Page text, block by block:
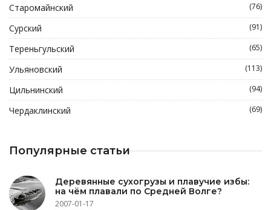
Старомайнский (76)
Сурский (91)
Тереньгульский (65)
Ульяновский (113)
Цильнинский (94)
Чердаклинский (69)
Популярные статьи
Деревянные сухогрузы и плавучие избы:
на чём плавали по Средней Волге?
2007-01-17